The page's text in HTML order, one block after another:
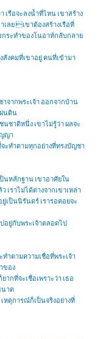
เรือจะลงน้ำที่ไหน เขาสร้าง
ลย เขาต้องสร้างเรือที่
กระทำของโนอาห์กลับกลาย
สังคมที่เขาอยู่ คนที่เข้ามา
จากพระเจ้า ออกจากบ้าน
นดิน
ชาติหนึ่ง เขาไม่รู้ว่า ผลจะ
ญญา
ะทำตามทุกอย่างที่ทรงบัญชา
นหลักฐาน เขาอาศัยใน
เราไม่ได้ต่างจากเขาเหล่า
ยู่เป็นนิรันดร์ เรารอคอยจะ
อยู่กับพระเจ้าตลอดไป
ทำตามความเชื่อที่พระเจ้า
ของ
ากที่จะเชื่อเพราะว่า เธอ
นาด
หตุการณ์ก็เป็นจริงอย่างที่